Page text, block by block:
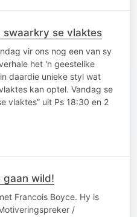
swaarkry se vlaktes
vir ons nog een van sy
het 'n geestelike
daardie unieke styl wat
kan optel. Vandag se
vlaktes” uit Ps 18:30 en 2
gaan wild!
Francois Boyce. Hy is
/